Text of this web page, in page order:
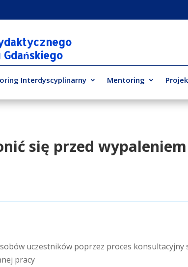
Interdyscyplinarny Mentoring
się przed
uczestników poprzez proces
pracy